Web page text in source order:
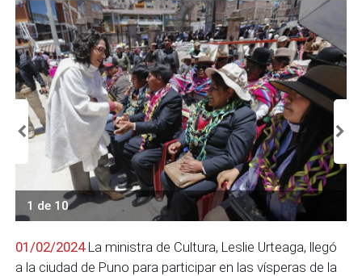
1 de 10
01/02/2024La ministra de Cultura, Leslie Urteaga, llegó
a la ciudad de Puno para participar en las vísperas de la